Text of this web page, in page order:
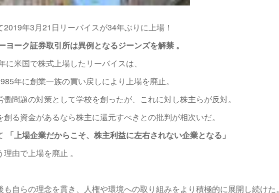
2019年3月21日リーバイスが34年ぶりに上場！
ヨーク証券取引所は異例となるジーンズを解禁 。
に米国で株式上場したリーバイスは、
年に創業一族の買い戻しにより上場を廃止。
働問題の対策として学校を創ったが、これに対し株主らが反対。
創る資金があるなら株主に還元すべきとの批判が相次いだ。
「上場企業だからこそ、株主利益に左右されない企業となる」
理由で上場を廃止 。
も自らの理念を貫き、人権や環境への取り組みをより積極的に展開し続けた。